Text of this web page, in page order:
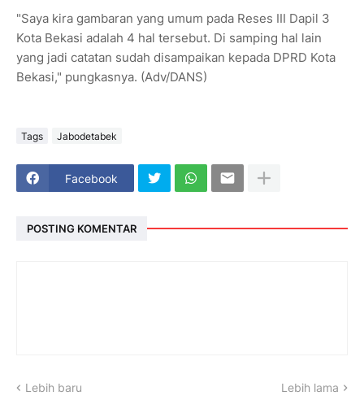
"Saya kira gambaran yang umum pada Reses III Dapil 3
Kota Bekasi adalah 4 hal tersebut. Di samping hal lain
yang jadi catatan sudah disampaikan kepada DPRD Kota
Bekasi," pungkasnya. (Adv/DANS)
Tags Jabodetabek
Facebook
POSTING KOMENTAR
Lebih baru Lebih lama